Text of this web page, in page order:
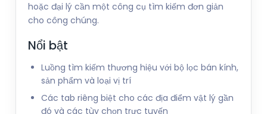
hoặc đại lý cần một công cụ tìm kiếm đơn giản
cho công chúng.
Nổi bật
Luồng tìm kiếm thương hiệu với bộ lọc bán kính,
sản phẩm và loại vị trí
Các tab riêng biệt cho các địa điểm vật lý gần
đó và các tùy chọn trực tuyến